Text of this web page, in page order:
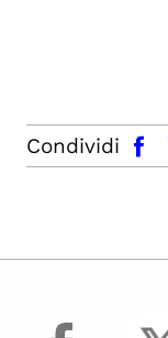
Condividi
facebook
facebook